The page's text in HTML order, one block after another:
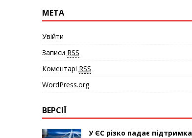
МЕТА
Увійти
Записи RSS
Коментарі RSS
WordPress.org
ВЕРСІЇ
У ЄС різко падає підтримка